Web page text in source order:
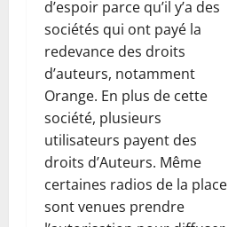
d’espoir parce qu’il y’a des
sociétés qui ont payé la
redevance des droits
d’auteurs, notamment
Orange. En plus de cette
société, plusieurs
utilisateurs payent des
droits d’Auteurs. Même
certaines radios de la place
sont venues prendre